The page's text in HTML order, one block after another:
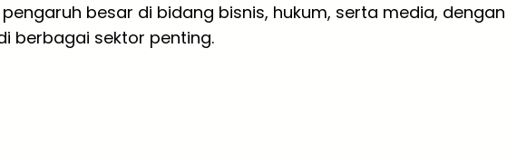
besar di bidang bisnis, hukum, serta media, dengan
berbagai sektor penting.